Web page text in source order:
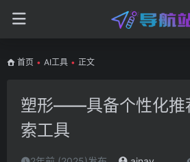
首页 • AI工具 • 正文
塑形——具备个性化推
索工具